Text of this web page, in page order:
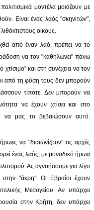
μοντέλα μοιάζουν με
Είναι ένας λαός "σκηνιτών",
οίκους.
από έναν λαό, πρέπει να το
να τον "καθηλώνει" πάνω
και στη συνέχεια να τον
από τη φύση τους δεν μπορούν
τίποτε. Δεν μπορούν να
να έχουν χτίσει και στο
να μας το βεβαιώσουν αυτό.
να "διαιωνίζουν" τις αρχές
ένας λαός, με μοναδικό ήρωα
Ας αγνοήσουμε για λίγο
"άκρη". Οι Εβραίοι έχουν
Μεσογείου. Αν υπάρχει
στην Κρήτη, δεν υπάρχει